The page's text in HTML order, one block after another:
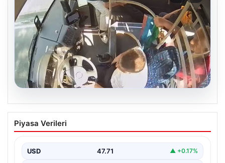
Otobüste Rahatsızlanan Yolcuyu Şoför
Hızla Hastaneye Yönlendirdi
otobüslerinde yaşanan ilginç ve dikkat çekici…
Piyasa Verileri
USD 47.71 ▲ +0.17%